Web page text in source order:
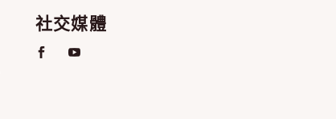
社交媒體